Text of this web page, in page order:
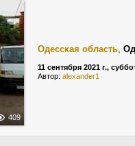
409
Одесская область,
11 сентября 2021 г.,
Автор: alexander1